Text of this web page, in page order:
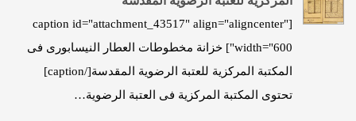
[caption id="attachment_43517" align="aligncenter"
width="600"] خزانة مخطوطات العطار النیسابوری فی
المکتبة المرکزیة للعتبة الرضویة المقدسة[/caption]
تحتوی المکتبة المركزیة فی العتبة الرضویة…